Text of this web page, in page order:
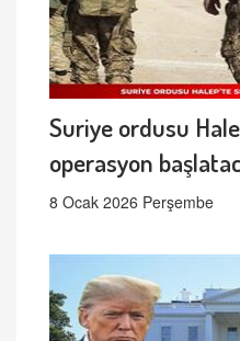
Suriye ordusu
operasyon
8 Ocak 2026 Perşembe